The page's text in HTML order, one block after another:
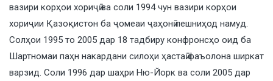
вазири корҳои хориҷӣ ва соли 1994 чун вазири корҳои
хориҷии Қазоқистон ба ҷомеаи ҷаҳонӣ пешниҳод намуд.
Солҳои 1995 то 2005 дар 18 тадбиру конфронсҳо оид ба
Шартномаи паҳн накардани силоҳи ҳастаӣ фаъолона ширкат
варзид. Соли 1996 дар шаҳри Ню-Йорк ва соли 2005 дар